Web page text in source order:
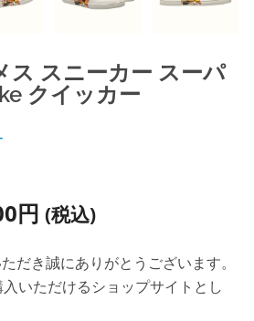
ス スニーカー スーパ
クイッカー
円 (税込)
だき誠にありがとうございます。
いただけるショップサイトとし